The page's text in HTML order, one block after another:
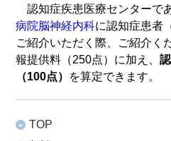
認知症疾患医療センターで
病院脳神経内科に認知症患者
ご紹介いただく際、ご紹介く
報提供料（250点）に加え、
（100点） を算定できます。
TOP